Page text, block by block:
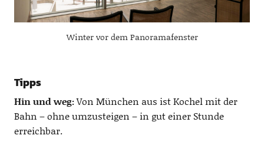
Winter vor dem Panoramafenster
Tipps
Hin und weg:Von München aus ist Kochel mit der
Bahn – ohne umzusteigen – in gut einer Stunde
erreichbar.